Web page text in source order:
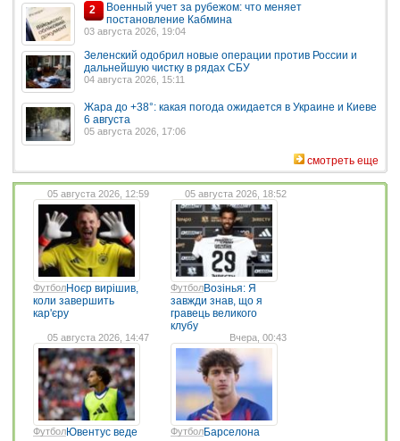
2
Военный учет за рубежом: что меняет
постановление Кабмина
03 августа 2026, 19:04
Зеленский одобрил новые операции против России и
дальнейшую чистку в рядах СБУ
04 августа 2026, 15:11
Жара до +38°: какая погода ожидается в Украине и Киеве
6 августа
05 августа 2026, 17:06
смотреть еще
05 августа 2026, 12:59
ФутболНоєр вирішив,
коли завершить
кар'єру
05 августа 2026, 18:52
ФутболВозінья: Я
завжди знав, що я
гравець великого
клубу
05 августа 2026, 14:47
ФутболЮвентус веде
Вчера, 00:43
ФутболБарселона